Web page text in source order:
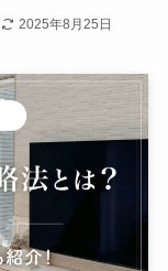
2025年8月25日